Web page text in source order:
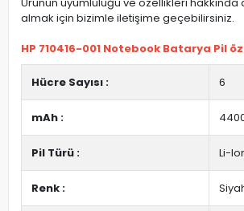
almak için bizimle iletişime geçebilirsiniz.
HP 710416-001 Notebook Batarya Pil
Hücre Sayısı : 6
mAh :
Pil Türü : Li-
Renk :